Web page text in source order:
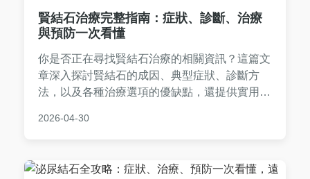
賢結石治療完整指南：症狀、診斷、治療
與預防一次看懂
你是否正在尋找賢結石治療的相關資訊？這篇文
章深入探討賢結石的成因、典型症狀、診斷方
法，以及各種治療選項的優缺點，還提供實用預
明智決定。
2026-04-30